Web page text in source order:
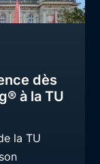
dès
à la TU
la TU